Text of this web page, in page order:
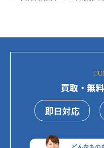
買取・無
即日対応